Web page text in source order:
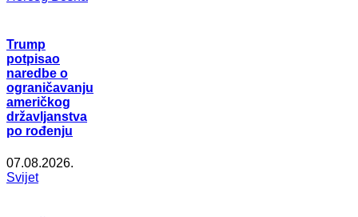
Trump
potpisao
naredbe o
ograničavanju
američkog
državljanstva
po rođenju
07.08.2026.
Svijet